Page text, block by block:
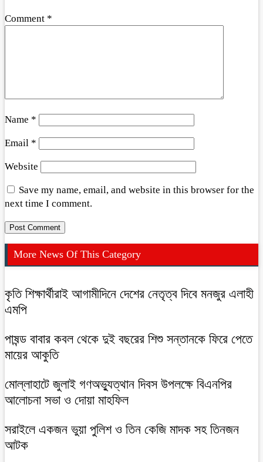
Comment *
Name *
Email *
Website
Save my name, email, and website in this browser for the
next time I comment.
More News Of This Category
কৃতি শিক্ষার্থীরাই আগামীদিনে দেশের নেতৃত্ব দিবে মনজুর এলাহী
এমপি
পাষন্ড বাবার কবল থেকে দুই বছরের শিশু সন্তানকে ফিরে পেতে
মায়ের আকুতি
মোল্লাহাটে জুলাই গণঅভ্যুত্থান দিবস উপলক্ষে বিএনপির
আলোচনা সভা ও দোয়া মাহফিল
সরাইলে একজন ভুয়া পুলিশ ও তিন কেজি মাদক সহ তিনজন
আটক